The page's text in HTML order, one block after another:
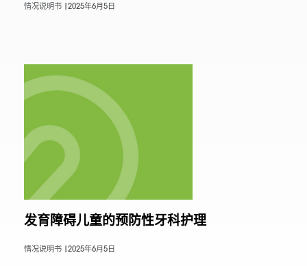
情况说明书 | 2025年6月5日
发育障碍儿童的预防性牙科护理
情况说明书 | 2025年6月5日